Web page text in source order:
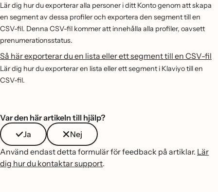
Lär dig hur du exporterar alla personer i ditt Konto genom att skapa
en segment av dessa profiler och exportera den segment till en
CSV-fil. Denna CSV-fil kommer att innehålla alla profiler, oavsett
prenumerationsstatus.
Så här exporterar du en lista eller ett segment till en CSV-fil
Lär dig hur du exporterar en lista eller ett segment i Klaviyo till en
CSV-fil.
Var den här artikeln till hjälp?
Ja
Nej
Använd endast detta formulär för feedback på artiklar. Lär
dig hur du kontaktar support.